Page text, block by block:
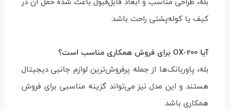
کیف یا کوله‌پشتی راحت باشد.
آیا OX-200 برای فروش همکاری مناسب است؟
بله، پاوربانک‌ها از جمله پرفروش‌ترین لوازم جانبی دیجیتال
هستند و این مدل نیز می‌تواند گزینه مناسبی برای فروش
همکاری باشد.